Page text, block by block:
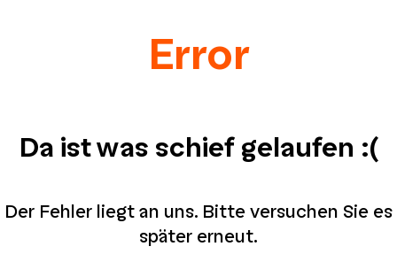
Error
Da ist was schief gelaufen :(
Der Fehler liegt an uns. Bitte versuchen Sie es
später erneut.